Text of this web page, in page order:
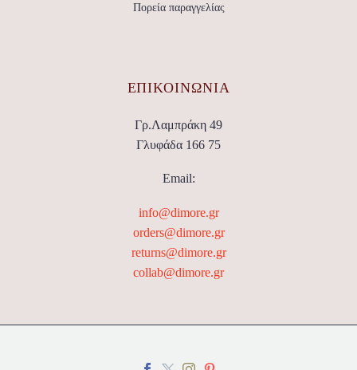
Πορεία παραγγελίας
ΕΠΙΚΟΙΝΩΝΊΑ
Γρ.Λαμπράκη 49
Γλυφάδα 166 75
Email:
info@dimore.gr
orders@dimore.gr
returns@dimore.gr
collab@dimore.gr